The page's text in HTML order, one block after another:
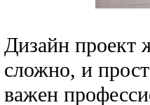
Дизайн проект
сложно, и
важен